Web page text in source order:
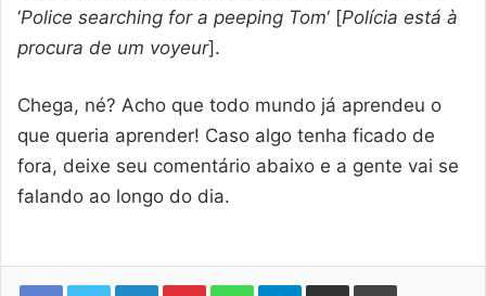
‘Police searching for a peeping Tom‘ [Polícia está à
procura de um voyeur].
Chega, né? Acho que todo mundo já aprendeu o
que queria aprender! Caso algo tenha ficado de
fora, deixe seu comentário abaixo e a gente vai se
falando ao longo do dia.
LinkedinPinterestWhatsAppTelegram
Compartilhar via e-mail Imprimir